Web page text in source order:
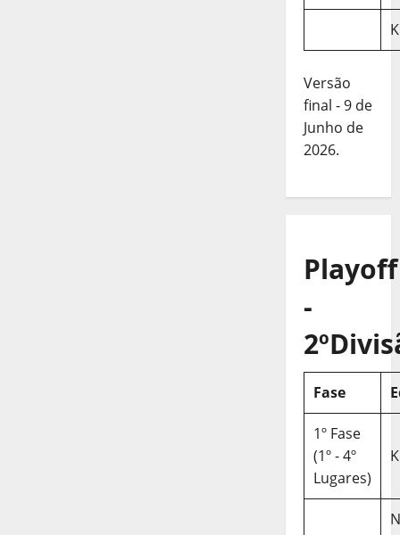
Versão
final - 9 de
Junho de
2026.
Playoff
-
Fase
1º Fase
(1º - 4º
Lugares)